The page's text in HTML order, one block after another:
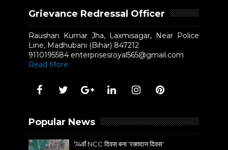
Grievance Redressal Officer
Raushan Kumar Jha, Laxmisagar, Near Police
Line, Madhubani (Bihar) 847212
9110195584 enterprisesroyal565@gmail.com
Read More
Popular News
74वाँ NCC दिवस बना 'रक्तदान दिवस'